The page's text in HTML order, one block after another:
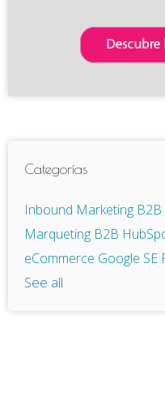
Categorías
Inbound Marketing B2B
Marqueting B2B
eCommerce Google SE
See all